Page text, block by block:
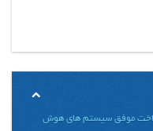
ساخت موفق سیستم های هوش